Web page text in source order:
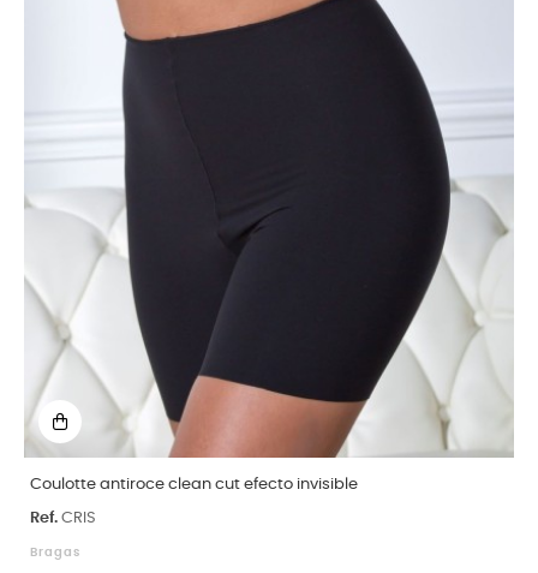
Coulotte antiroce clean cut efecto invisible
Ref. CRIS
Bragas